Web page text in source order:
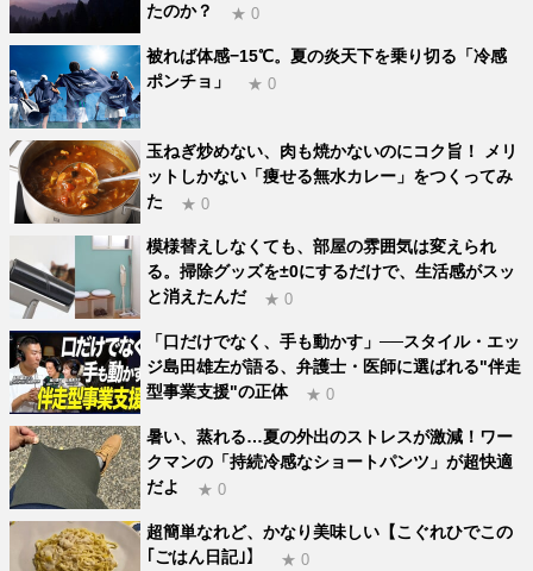
たのか？
★ 0
被れば体感−15℃。夏の炎天下を乗り切る「冷感
ポンチョ」
★ 0
玉ねぎ炒めない、肉も焼かないのにコク旨！ メリ
ットしかない「痩せる無水カレー」をつくってみ
た
★ 0
模様替えしなくても、部屋の雰囲気は変えられ
る。掃除グッズを±0にするだけで、生活感がスッ
と消えたんだ
★ 0
「口だけでなく、手も動かす」──スタイル・エッ
ジ島田雄左が語る、弁護士・医師に選ばれる"伴走
型事業支援"の正体
★ 0
暑い、蒸れる…夏の外出のストレスが激減！ワー
クマンの「持続冷感なショートパンツ」が超快適
だよ
★ 0
超簡単なれど、かなり美味しい【こぐれひでこの
｢ごはん日記｣】
★ 0